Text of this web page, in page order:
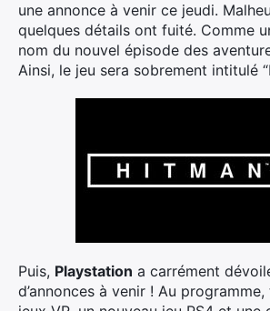
une annonce à venir ce jeudi.
quelques détails ont fuité. Comme
nom du nouvel épisode des
Ainsi, le jeu sera sobrement intitulé
Puis, Playstation a carrément
d’annonces à venir ! Au